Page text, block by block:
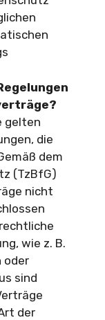
gelten
die
dem
(TzBfG)
nicht
wie z. B.
oder
sind
der